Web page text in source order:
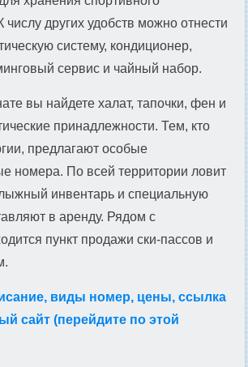
числу других удобств можно отнести
систему, кондиционер,
сервис и чайный набор.
вы найдете халат, тапочки, фен и
принадлежности. Тем, кто
предлагают особые
номера. По всей территории ловит
инвентарь и специальную
в аренду. Рядом с
пункт продажи ски-пассов и
виды номер, цены, ссылка
сайт (перейдите по этой